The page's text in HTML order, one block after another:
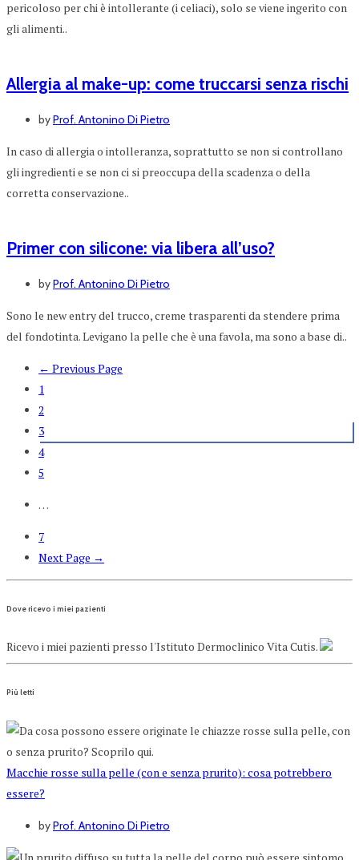
pericoloso per chi è intollerante (i celiaci), solo se viene ingerito con
gli alimenti..
Allergia al make-up: come truccarsi senza rischi
byProf. Antonino Di Pietro
In caso di allergia o intolleranza, soprattutto se non si controllano
gli ingredienti e se non ci si preoccupa della scadenza o della
corretta conservazione..
Primer con silicone: via libera all’uso?
byProf. Antonino Di Pietro
Sono le new entry del trucco, creme trasparenti da stendere prima
del fondotinta. Levigano la pelle che è una favola, ma sono a base di..
← Previous Page
1
2
3
4
5
…
7
Next Page →
Dove ricevo i miei pazienti
Ricevo i miei pazienti presso l'Istituto Dermoclinico Vita Cutis.
Più letti
Macchie rosse sulla pelle (con e senza prurito): cosa potrebbero
essere?
byProf. Antonino Di Pietro